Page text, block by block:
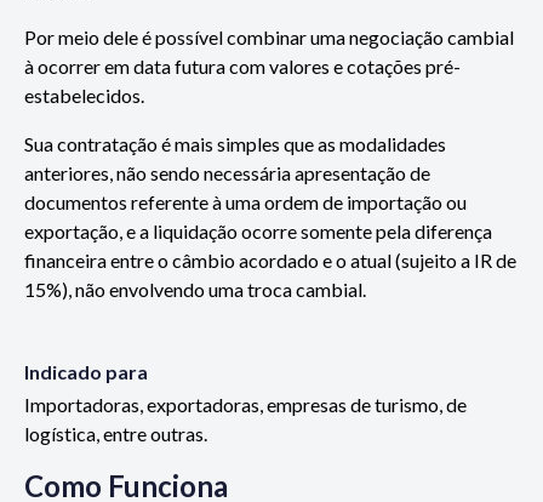
Por meio dele é possível combinar uma negociação cambial
à ocorrer em data futura com valores e cotações pré-
estabelecidos.
Sua contratação é mais simples que as modalidades
anteriores, não sendo necessária apresentação de
documentos referente à uma ordem de importação ou
exportação, e a liquidação ocorre somente pela diferença
financeira entre o câmbio acordado e o atual (sujeito a IR de
15%), não envolvendo uma troca cambial.
Indicado para
Importadoras, exportadoras, empresas de turismo, de
logística, entre outras.
Como Funciona